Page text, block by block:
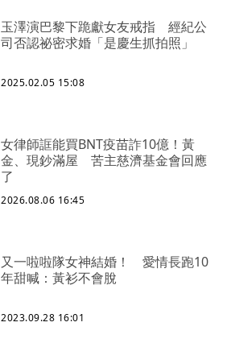
玉澤演巴黎下跪獻女友戒指 經紀公
司否認祕密求婚「是慶生抓拍照」
2025.02.05 15:08
女律師誆能買BNT疫苗詐10億！黃
金、現鈔滿屋 苦主慈濟基金會回應
了
2026.08.06 16:45
又一啦啦隊女神結婚！ 愛情長跑10
年甜喊：黃衫不會脫
2023.09.28 16:01